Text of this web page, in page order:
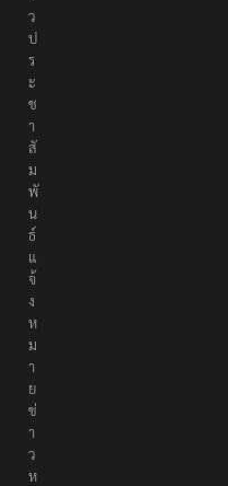
า
ว
ป
ร
ะ
ช
า
สั
ม
พั
น
ธ์
แ
จ้
ง
ห
ม
า
ย
ข่
า
ว